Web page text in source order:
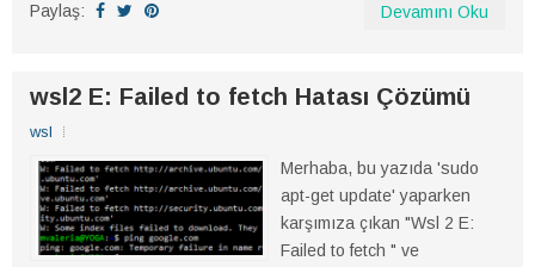
Paylaş:
Devamını Oku
wsl2 E: Failed to fetch Hatası Çözümü
wsl
Merhaba, bu yazıda 'sudo
apt-get update' yaparken
karşımıza çıkan "Wsl 2 E:
Failed to fetch " ve